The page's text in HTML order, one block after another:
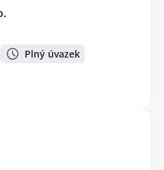
Plný úvazek